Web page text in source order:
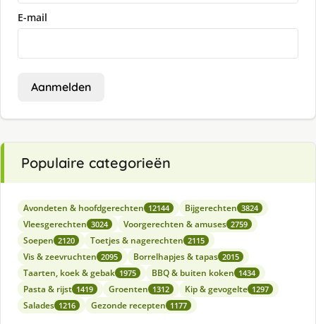
E-mail
Aanmelden
Populaire categorieën
Avondeten & hoofdgerechten 12144 Bijgerechten 3824
Vleesgerechten 3024 Voorgerechten & amuses 2759
Soepen 2120 Toetjes & nagerechten 2115
Vis & zeevruchten 2095 Borrelhapjes & tapas 2015
Taarten, koek & gebak 1975 BBQ & buiten koken 1434
Pasta & rijst 1419 Groenten 1312 Kip & gevogelte 1297
Salades 1216 Gezonde recepten 1177